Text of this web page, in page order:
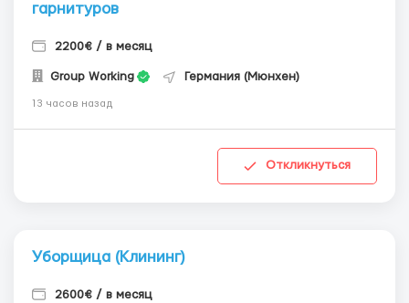
гарнитуров
2200€ / в месяц
Group Working Германия (Мюнхен)
13 часов назад
Откликнуться
Уборщица (Клининг)
2600€ / в месяц